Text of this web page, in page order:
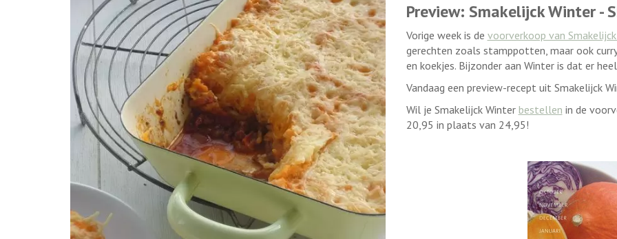
Preview: Smakelijck Winter -
Vorige week is de voorverkoop van
gerechten zoals stamppotten, maar ook
en koekjes. Bijzonder aan Winter is dat er
Vandaag een preview-recept uit Smakelijck
Wil je Smakelijck Winter bestellen in de
20,95 in plaats van 24,95!